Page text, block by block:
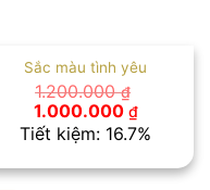
Sắc màu tình yêu
1.200.000₫
Giá
gốc
là:
1.000.000 ₫Giá
hiện
tại
Tiết kiệm: 16.7%